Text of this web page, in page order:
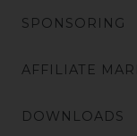
SPONSORING
AFFILIATE
DOWNLOADS